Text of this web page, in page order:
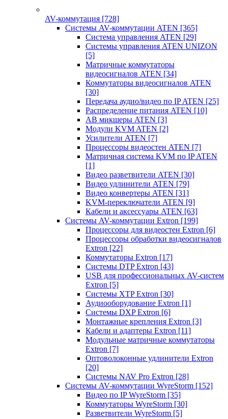
AV-коммутация [728]
Системы AV-коммутации ATEN [365]
Система управления ATEN [29]
Системы управления ATEN UNIZON
[5]
Матричные коммутаторы
видеосигналов ATEN [34]
Коммутаторы видеосигналов ATEN
[30]
Передача аудио/видео по IP ATEN [25]
Распределение питания ATEN [10]
АВ микшеры ATEN [3]
Модули KVM ATEN [2]
Усилители ATEN [7]
Процессоры видеостен ATEN [7]
Матричная система KVM по IP ATEN
[1]
Видео разветвители ATEN [30]
Видео удлинители ATEN [79]
Видео конвертеры ATEN [31]
KVM-переключатели ATEN [9]
Кабели и аксессуары ATEN [63]
Системы AV-коммутации Extron [199]
Процессоры для видеостен Extron [6]
Процессоры обработки видеосигналов
Extron [22]
Коммутаторы Extron [17]
Системы DTP Extron [43]
USB для профессиональных AV-систем
Extron [5]
Системы XTP Extron [30]
Аудиооборудование Extron [1]
Системы DXP Extron [6]
Монтажные крепления Extron [3]
Кабели и адаптеры Extron [11]
Модульные матричные коммутаторы
Extron [7]
Оптоволоконные удлинители Extron
[20]
Системы NAV Pro Extron [28]
Системы AV-коммутации WyreStorm [152]
Видео по IP WyreStorm [35]
Коммутаторы WyreStorm [30]
Разветвители WyreStorm [5]